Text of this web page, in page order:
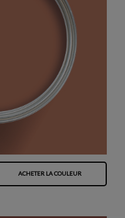
ACHETER LA COULEUR